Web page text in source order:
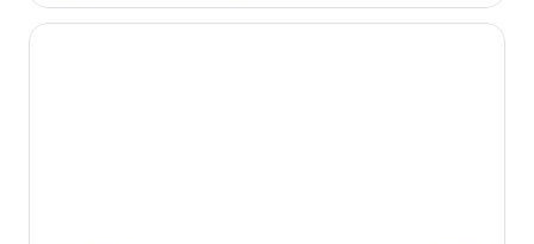
Natural Village Resort